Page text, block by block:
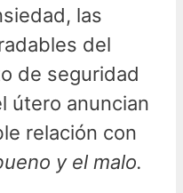
las
del
de seguridad
útero anuncian
relación con
y el malo.